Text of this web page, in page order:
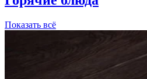
Показать всё